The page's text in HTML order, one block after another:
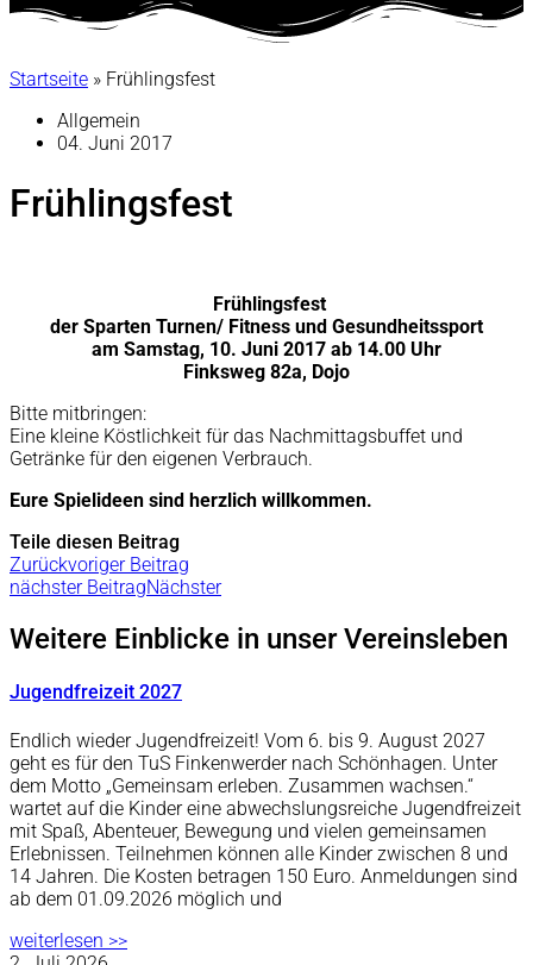
Startseite » Frühlingsfest
Allgemein
04. Juni 2017
Frühlingsfest
Frühlingsfest
der Sparten Turnen/ Fitness und Gesundheitssport
am Samstag, 10. Juni 2017 ab 14.00 Uhr
Finksweg 82a, Dojo
Bitte mitbringen:
Eine kleine Köstlichkeit für das Nachmittagsbuffet und
Getränke für den eigenen Verbrauch.
Eure Spielideen sind herzlich willkommen.
Teile diesen Beitrag
Zurückvoriger Beitrag
nächster BeitragNächster
Weitere Einblicke in unser Vereinsleben
Jugendfreizeit 2027
Endlich wieder Jugendfreizeit! Vom 6. bis 9. August 2027
geht es für den TuS Finkenwerder nach Schönhagen. Unter
dem Motto „Gemeinsam erleben. Zusammen wachsen.“
wartet auf die Kinder eine abwechslungsreiche Jugendfreizeit
mit Spaß, Abenteuer, Bewegung und vielen gemeinsamen
Erlebnissen. Teilnehmen können alle Kinder zwischen 8 und
14 Jahren. Die Kosten betragen 150 Euro. Anmeldungen sind
ab dem 01.09.2026 möglich und
weiterlesen >>